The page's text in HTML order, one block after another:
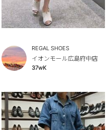
REGAL SHOES
イオンモール広島府中店
37wK